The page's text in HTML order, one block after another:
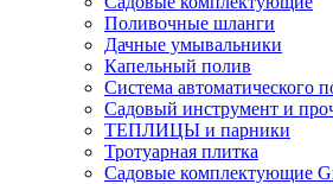
Поливочные шланги
Дачные умывальники
Капельный полив
Система автоматического
Садовый инструмент и
ТЕПЛИЦЫ и парники
Тротуарная плитка
Садовые комплектующие